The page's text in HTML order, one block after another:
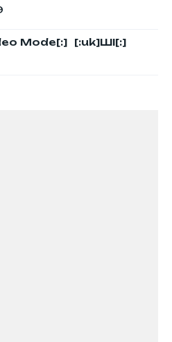
Mode[:]
[:uk]ШІ[:]